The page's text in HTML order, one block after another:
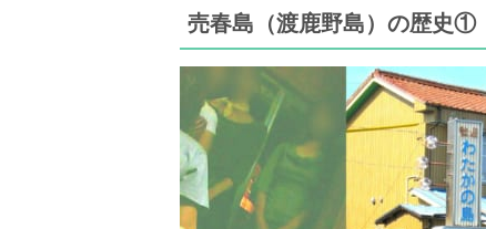
売春島（渡鹿野島）の歴史①